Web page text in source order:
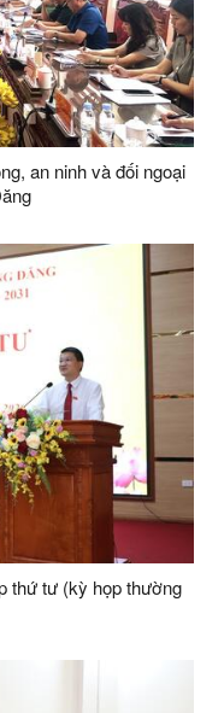
an ninh và đối ngoại
thứ tư (kỳ họp thường